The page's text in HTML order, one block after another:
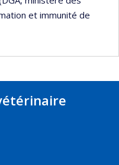
et immunité de